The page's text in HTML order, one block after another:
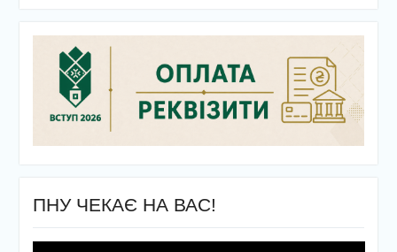
ПНУ ЧЕКАЄ НА ВАС!